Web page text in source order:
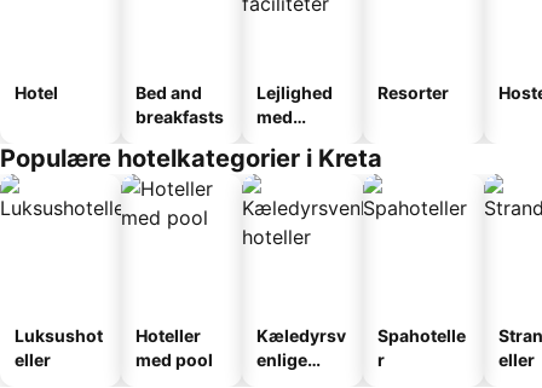
Hotel
Bed and
breakfasts
Lejlighed
med
Resorter
Populære hotelkategorier i Kreta
Luksushot
eller
Hoteller
med pool
Kæledyrsv
enlige
Spahotelle
r
eller